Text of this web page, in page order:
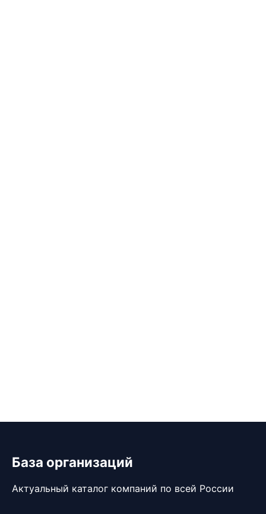
База организаций
Актуальный каталог компаний по всей России